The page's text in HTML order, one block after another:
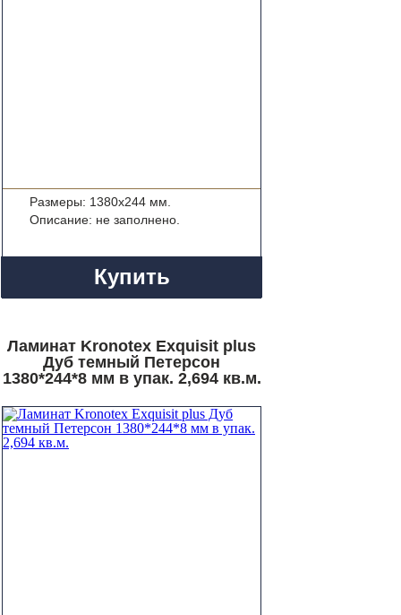
Размеры: 1380x244 мм.
Описание: не заполнено.
Купить
Ламинат Kronotex Exquisit plus
Дуб темный Петерсон
1380*244*8 мм в упак. 2,694 кв.м.